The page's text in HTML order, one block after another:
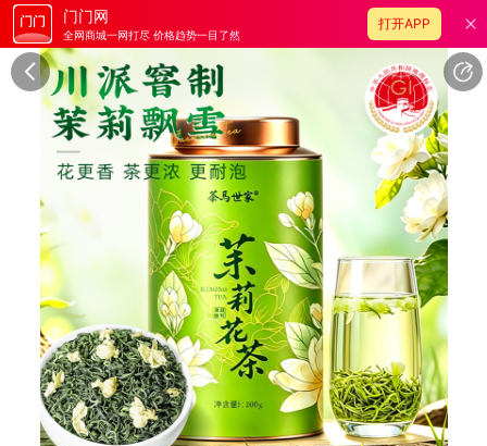
门门网
全网商城一网打尽 价格趋势一目了然
打开APP